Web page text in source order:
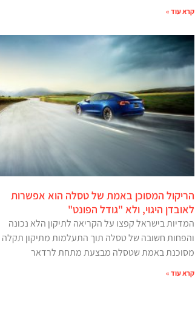
קרא עוד »
הריקול המסוכן באמת של טסלה הוא אפשרות
לאובדן היגוי, ולא "גודל הפונט"
המדיות בישראל קפצו על הקריאה לתיקון הלא נכונה
והפחות חשובה של טסלה תוך התעלמות מתיקון תקלה
מסוכנת באמת שטסלה מבצעת מתחת לרדאר
קרא עוד »